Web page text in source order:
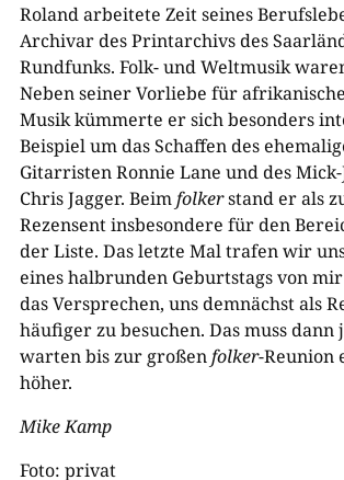
Roland arbeitete Zeit seines
Archivar des Printarchivs des
Rundfunks. Folk- und Weltmusik
Neben seiner Vorliebe für
Musik kümmerte er sich besonders
Beispiel um das Schaffen des
Gitarristen Ronnie Lane und des
Chris Jagger. Beimfolkerstand er als
Rezensent insbesondere für den
der Liste. Das letzte Mal trafen wir
eines halbrunden Geburtstags von
das Versprechen, uns demnächst als
häufiger zu besuchen. Das muss
warten bis zur großenfolker-Reunion
höher.
Mike Kamp
Foto: privat